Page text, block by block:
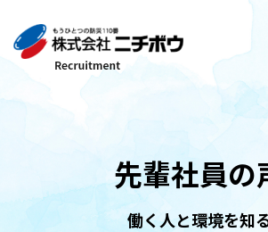
先輩社員の
働く人と環境を知